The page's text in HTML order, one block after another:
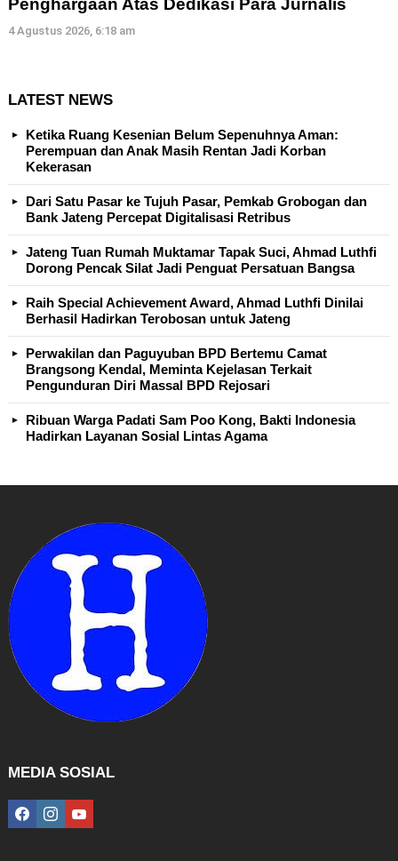
Penghargaan Atas Dedikasi Para Jurnalis
4 Agustus 2026, 6:18 am
LATEST NEWS
Ketika Ruang Kesenian Belum Sepenuhnya Aman:
Perempuan dan Anak Masih Rentan Jadi Korban
Kekerasan
Dari Satu Pasar ke Tujuh Pasar, Pemkab Grobogan dan
Bank Jateng Percepat Digitalisasi Retribus
Jateng Tuan Rumah Muktamar Tapak Suci, Ahmad Luthfi
Dorong Pencak Silat Jadi Penguat Persatuan Bangsa
Raih Special Achievement Award, Ahmad Luthfi Dinilai
Berhasil Hadirkan Terobosan untuk Jateng
Perwakilan dan Paguyuban BPD Bertemu Camat
Brangsong Kendal, Meminta Kejelasan Terkait
Pengunduran Diri Massal BPD Rejosari
Ribuan Warga Padati Sam Poo Kong, Bakti Indonesia
Hadirkan Layanan Sosial Lintas Agama
MEDIA SOSIAL
facebookinstagramyoutube